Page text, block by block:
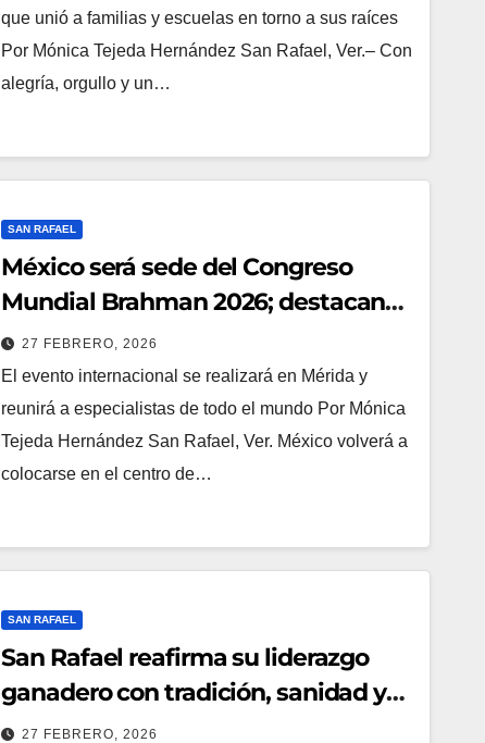
que unió a familias y escuelas en torno a sus raíces
Por Mónica Tejeda Hernández San Rafael, Ver.– Con
alegría, orgullo y un…
SAN RAFAEL
México será sede del Congreso
Mundial Brahman 2026; destacan
fortaleza genética del país
27 FEBRERO, 2026
El evento internacional se realizará en Mérida y
reunirá a especialistas de todo el mundo Por Mónica
Tejeda Hernández San Rafael, Ver. México volverá a
colocarse en el centro de…
SAN RAFAEL
San Rafael reafirma su liderazgo
ganadero con tradición, sanidad y
buenos precios
27 FEBRERO, 2026